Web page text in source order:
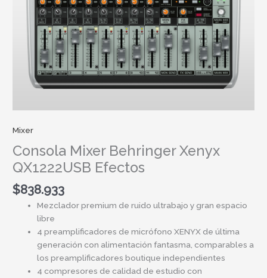
Mixer
Consola Mixer Behringer Xenyx
QX1222USB Efectos
$838.933
Mezclador premium de ruido ultrabajo y gran espacio
libre
4 preamplificadores de micrófono XENYX de última
generación con alimentación fantasma, comparables a
los preamplificadores boutique independientes
4 compresores de calidad de estudio con